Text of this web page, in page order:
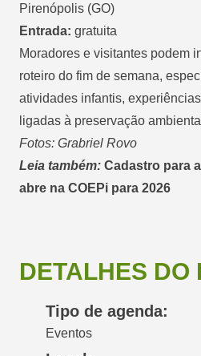
Pirenópolis (GO)
Entrada: gratuita
Moradores e visitantes podem
roteiro do fim de semana,
atividades infantis,
ligadas à preservação
Fotos: Grabriel Rovo
Leia também: Cadastro para
abre na COEPi para 2026
DETALHES DO
Tipo de agenda:
Eventos